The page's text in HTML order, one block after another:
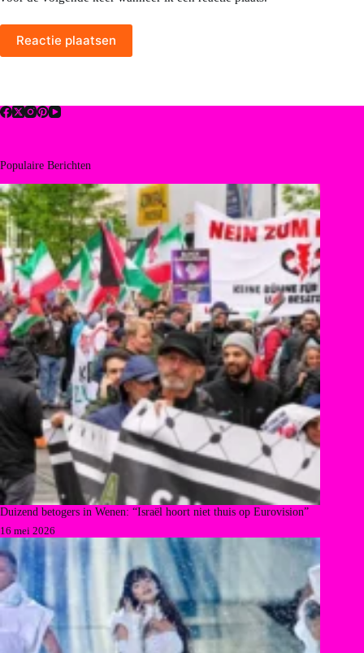
Reactie plaatsen
Populaire Berichten
Duizend betogers in Wenen: “Israël hoort niet thuis op Eurovision”
16 mei 2026